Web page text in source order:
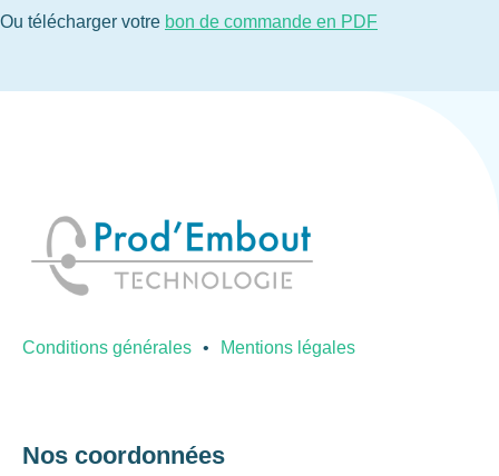
Ou télécharger votre bon de commande en PDF
Conditions générales Mentions légales
Nos coordonnées